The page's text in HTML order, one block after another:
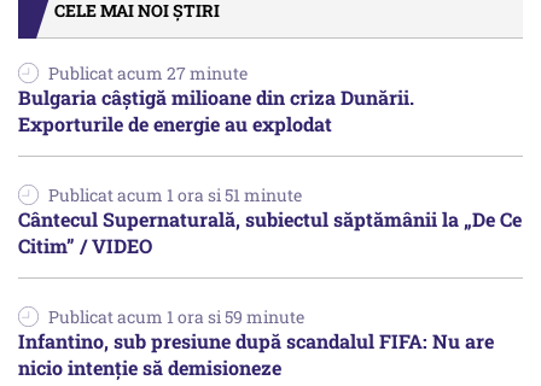
CELE MAI NOI ȘTIRI
Publicat acum 27 minute
Bulgaria câștigă milioane din criza Dunării.
Exporturile de energie au explodat
Publicat acum 1 ora si 51 minute
Cântecul Supernaturală, subiectul săptămânii la „De Ce
Citim” / VIDEO
Publicat acum 1 ora si 59 minute
Infantino, sub presiune după scandalul FIFA: Nu are
nicio intenție să demisioneze